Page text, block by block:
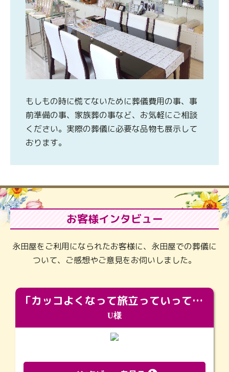
もしもの時に慌てないために葬儀費用の事、事
前準備の事、家族葬の事など、お気軽にご相談
ください。実際の葬儀に必要な品物も展示して
おります。
お客様インタビュー
永田屋をご利用になられたお客様に、永田屋での葬儀に
ついて、ご感想やご意見をお伺いしました。
「カッコよくなって旅立っていってくれました（笑）もっとカッコいいって言ってあげればよかったな」
U様